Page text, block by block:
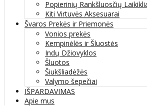
Popierinių Rankšluosčių
Kiti Virtuvės Aksesuarai
Švaros Prekės ir Priemonės
Vonios prekės
Kempinėlės ir Šluostės
Indų Džiovyklos
Šluotos
Šiukšliadėžės
Valymo šepečiai
IŠPARDAVIMAS
Apie mus